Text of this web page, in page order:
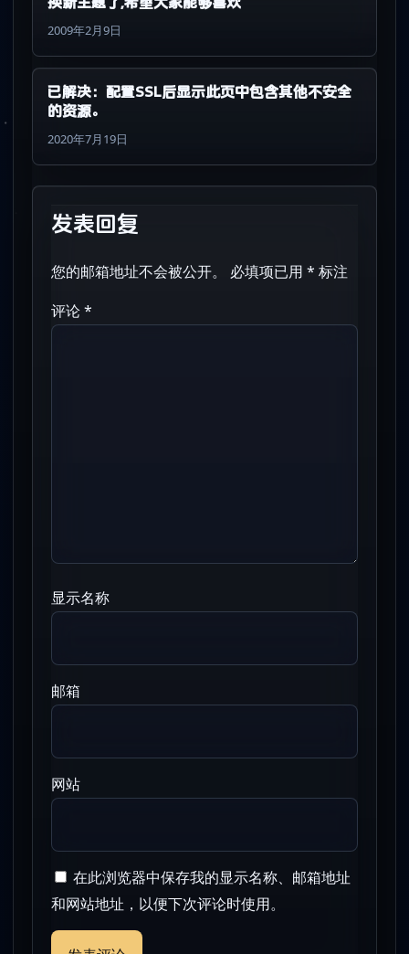
2009年2月9日
已解决：配置SSL后显示此页中包含其他不安全
的资源。
2020年7月19日
发表回复
您的邮箱地址不会被公开。 必填项已用 * 标注
评论*
显示名称
邮箱
网站
在此浏览器中保存我的显示名称、邮箱地址
和网站地址，以便下次评论时使用。